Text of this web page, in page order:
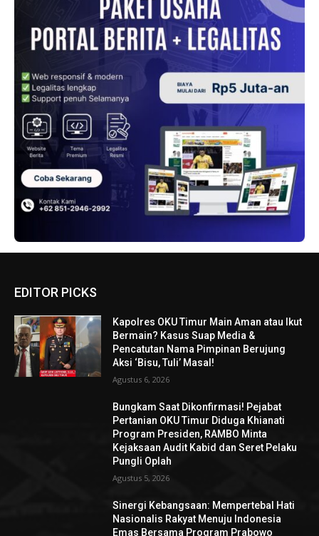
EDITOR PICKS
Kapolres OKU Timur Main Aman atau Ikut
Bermain? Kasus Suap Media &
Pencatutan Nama Pimpinan Berujung
Aksi ‘Bisu, Tuli’ Masal!
Agustus 6, 2026
Bungkam Saat Dikonfirmasi! Pejabat
Pertanian OKU Timur Diduga Khianati
Program Presiden, RAMBO Minta
Kejaksaan Audit Kabid dan Seret Pelaku
Pungli Oplah
Agustus 5, 2026
Sinergi Kebangsaan: Mempertebal Hati
Nasionalis Rakyat Menuju Indonesia
Emas Bersama Program Prabowo